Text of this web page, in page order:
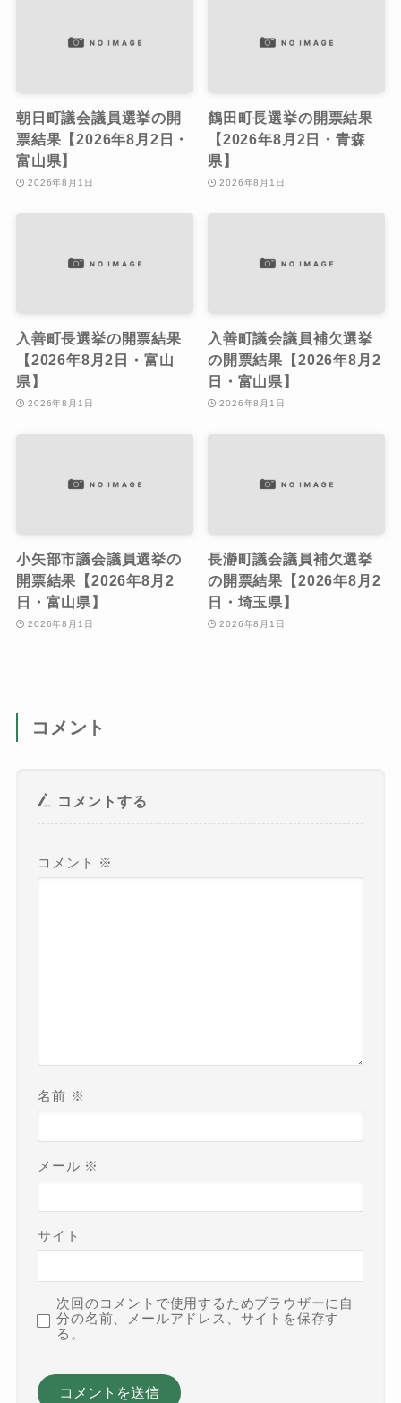
朝日町議会議員選挙の開
票結果【2026年8月2日・
富山県】
2026年8月1日
鶴田町長選挙の開票結果
【2026年8月2日・青森
県】
2026年8月1日
入善町長選挙の開票結果
【2026年8月2日・富山
県】
2026年8月1日
入善町議会議員補欠選挙
の開票結果【2026年8月2
日・富山県】
2026年8月1日
小矢部市議会議員選挙の
開票結果【2026年8月2
日・富山県】
2026年8月1日
長瀞町議会議員補欠選挙
の開票結果【2026年8月2
日・埼玉県】
2026年8月1日
コメント
コメントする
コメント ※
名前 ※
メール ※
サイト
次回のコメントで使用するためブラウザーに自
分の名前、メールアドレス、サイトを保存す
る。